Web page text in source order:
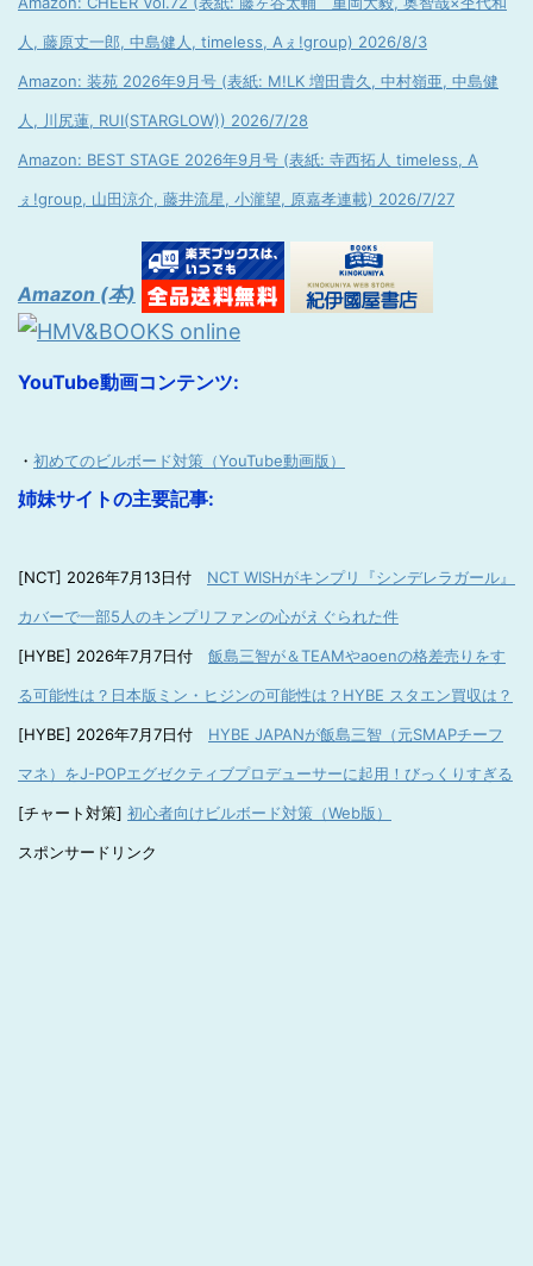
人, 藤原丈一郎, 中島健人, timeless, Aぇ!group) 2026/8/3
Amazon: 装苑 2026年9月号 (表紙: M!LK 増田貴久, 中村嶺亜, 中島健
人, 川尻蓮, RUI(STARGLOW)) 2026/7/28
Amazon: BEST STAGE 2026年9月号 (表紙: 寺西拓人 timeless, A
ぇ!group, 山田涼介, 藤井流星, 小瀧望, 原嘉孝連載) 2026/7/27
Amazon (本)
YouTube動画コンテンツ:
・ 初めてのビルボード対策（YouTube動画版）
姉妹サイトの主要記事:
[NCT] 2026年7月13日付 NCT WISHがキンプリ『シンデレラガール』
カバーで一部5人のキンプリファンの心がえぐられた件
[HYBE] 2026年7月7日付 飯島三智が＆TEAMやaoenの格差売りをす
る可能性は？日本版ミン・ヒジンの可能性は？HYBE スタエン買収は？
[HYBE] 2026年7月7日付 HYBE JAPANが飯島三智（元SMAPチーフ
マネ）をJ-POPエグゼクティブプロデューサーに起用！びっくりすぎる
[チャート対策] 初心者向けビルボード対策（Web版）
スポンサードリンク